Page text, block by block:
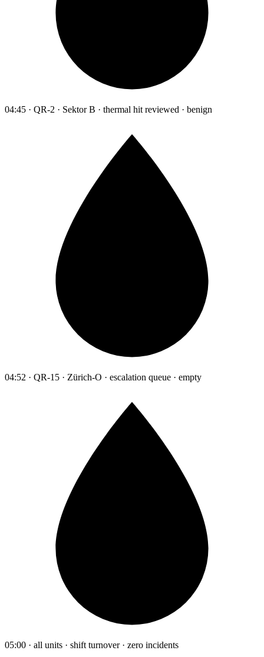
04:45 · QR-2 · Sektor B · thermal hit reviewed · benign
04:52 · QR-15 · Zürich-O · escalation queue · empty
05:00 · all units · shift turnover · zero incidents